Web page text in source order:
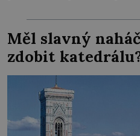
bojují… Politikaření
výsadou mužů.
dějin čas od času
panovnice, ale daly […]
Měl slavný
zdobit